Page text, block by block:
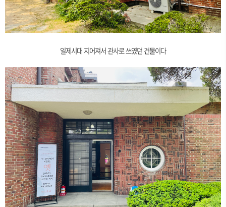
일제시대 지어져서 관사로 쓰였던 건물이다